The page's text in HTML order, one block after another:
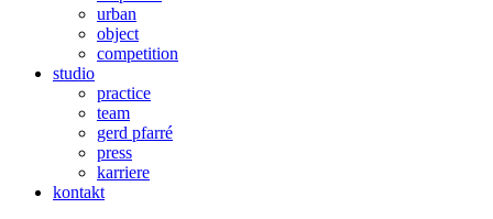
urban
object
competition
studio
practice
team
gerd pfarré
press
karriere
kontakt